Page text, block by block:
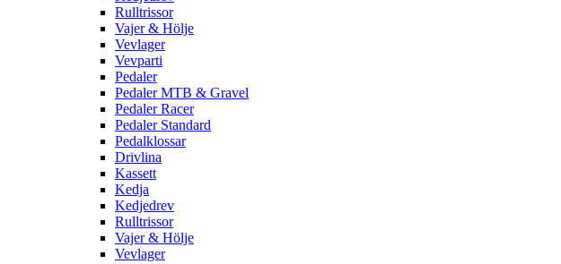
Rulltrissor
Vajer & Hölje
Vevlager
Vevparti
Pedaler
Pedaler MTB & Gravel
Pedaler Racer
Pedaler Standard
Pedalklossar
Drivlina
Kassett
Kedja
Kedjedrev
Rulltrissor
Vajer & Hölje
Vevlager